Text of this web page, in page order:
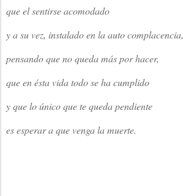
que el sentirse acomodado
y a su vez, instalado en la auto complacencia,
pensando que no queda más por hacer,
que en ésta vida todo se ha cumplido
y que lo único que te queda pendiente
es esperar a que venga la muerte.